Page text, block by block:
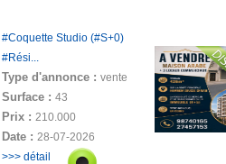
#Coquette Studio (#S+0)
#Rési...
Type d'annonce : vente
Surface : 43
Prix : 210.000
Date : 28-07-2026
>>> détail